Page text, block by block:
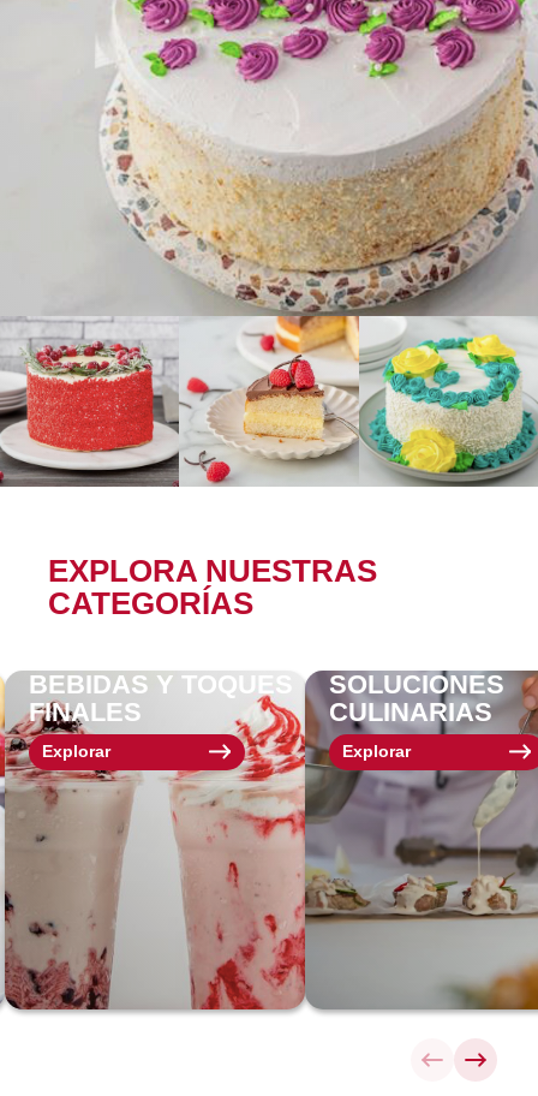
EXPLORA NUESTRAS
CATEGORÍAS
BEBIDAS Y TOQUES
FINALES
Explorar
SOLUCIONES
CULINARIAS
Explorar